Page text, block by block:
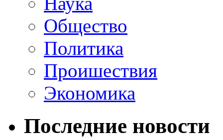
Общество
Политика
Проишествия
Экономика
Последние новости